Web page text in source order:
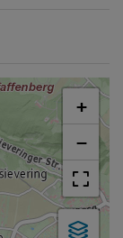
+
−